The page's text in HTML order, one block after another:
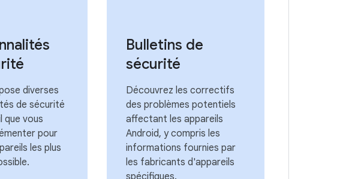
diverses
de sécurité
que vous
pour
les plus
Bulletins de
sécurité
Découvrez les correctifs
des problèmes potentiels
affectant les appareils
Android, y compris les
informations fournies par
les fabricants d'appareils
spécifiques.